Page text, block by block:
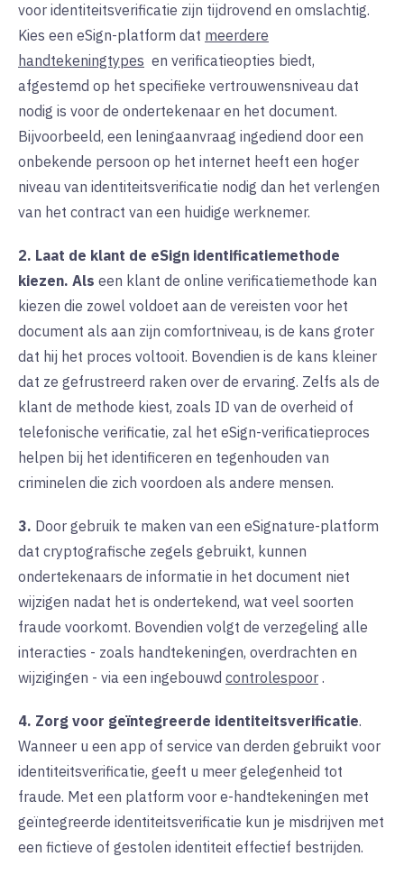
voor identiteitsverificatie zijn tijdrovend en omslachtig.
Kies een eSign-platform dat meerdere
handtekeningtypes en verificatieopties biedt,
afgestemd op het specifieke vertrouwensniveau dat
nodig is voor de ondertekenaar en het document.
Bijvoorbeeld, een leningaanvraag ingediend door een
onbekende persoon op het internet heeft een hoger
niveau van identiteitsverificatie nodig dan het verlengen
van het contract van een huidige werknemer.
2. Laat de klant de eSign identificatiemethode
kiezen. Als een klant de online verificatiemethode kan
kiezen die zowel voldoet aan de vereisten voor het
document als aan zijn comfortniveau, is de kans groter
dat hij het proces voltooit. Bovendien is de kans kleiner
dat ze gefrustreerd raken over de ervaring. Zelfs als de
klant de methode kiest, zoals ID van de overheid of
telefonische verificatie, zal het eSign-verificatieproces
helpen bij het identificeren en tegenhouden van
criminelen die zich voordoen als andere mensen.
3. Door gebruik te maken van een eSignature-platform
dat cryptografische zegels gebruikt, kunnen
ondertekenaars de informatie in het document niet
wijzigen nadat het is ondertekend, wat veel soorten
fraude voorkomt. Bovendien volgt de verzegeling alle
interacties - zoals handtekeningen, overdrachten en
wijzigingen - via een ingebouwd controlespoor .
4. Zorg voor geïntegreerde identiteitsverificatie.
Wanneer u een app of service van derden gebruikt voor
identiteitsverificatie, geeft u meer gelegenheid tot
fraude. Met een platform voor e-handtekeningen met
geïntegreerde identiteitsverificatie kun je misdrijven met
een fictieve of gestolen identiteit effectief bestrijden.